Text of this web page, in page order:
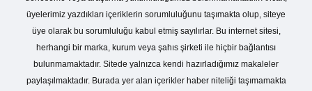
üyelerimiz yazdıkları içeriklerin sorumluluğunu taşımakta olup, siteye
üye olarak bu sorumluluğu kabul etmiş sayılırlar. Bu internet sitesi,
herhangi bir marka, kurum veya şahıs şirketi ile hiçbir bağlantısı
bulunmamaktadır. Sitede yalnızca kendi hazırladığımız makaleler
paylaşılmaktadır. Burada yer alan içerikler haber niteliği taşımamakta